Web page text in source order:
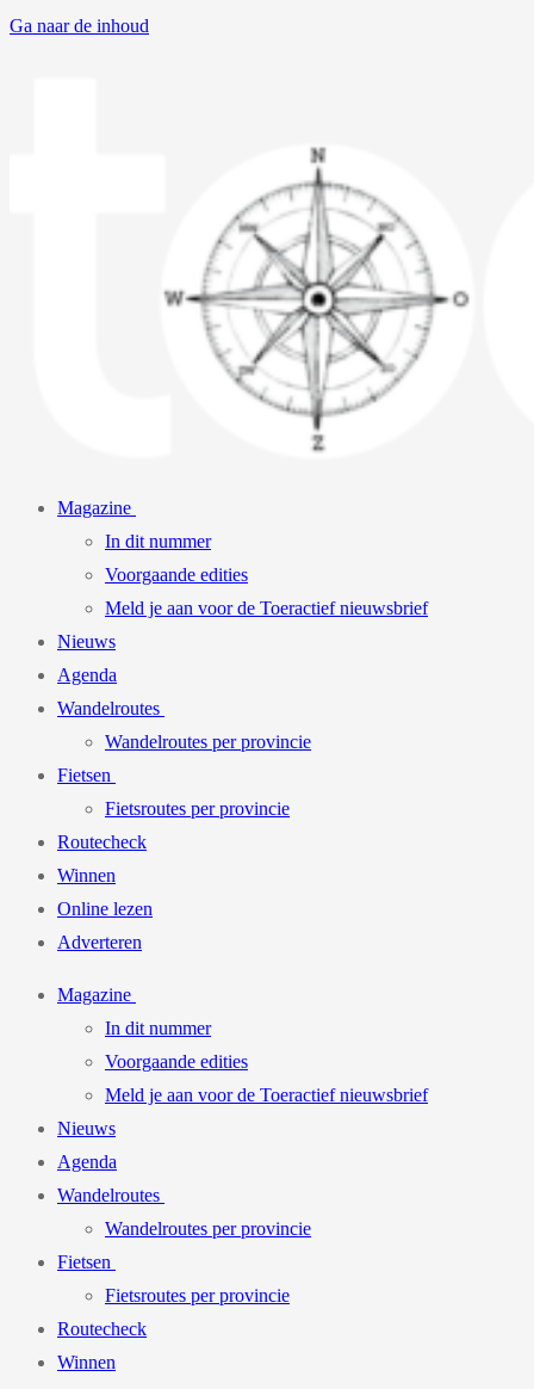
Ga naar de inhoud
Magazine
In dit nummer
Voorgaande edities
Meld je aan voor de Toeractief nieuwsbrief
Nieuws
Agenda
Wandelroutes
Wandelroutes per provincie
Fietsen
Fietsroutes per provincie
Routecheck
Winnen
Online lezen
Adverteren
Magazine
In dit nummer
Voorgaande edities
Meld je aan voor de Toeractief nieuwsbrief
Nieuws
Agenda
Wandelroutes
Wandelroutes per provincie
Fietsen
Fietsroutes per provincie
Routecheck
Winnen